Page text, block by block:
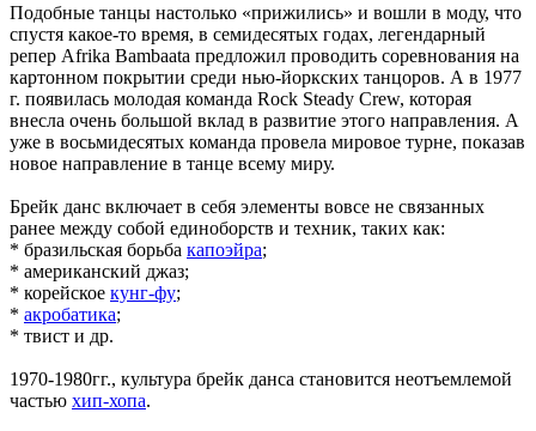
Подобные танцы настолько «прижились» и вошли в моду, что
спустя какое-то время, в семидесятых годах, легендарный
репер Afrika Bambaata предложил проводить соревнования на
картонном покрытии среди нью-йоркских танцоров. А в 1977
г. появилась молодая команда Rock Steady Crew, которая
внесла очень большой вклад в развитие этого направления. А
уже в восьмидесятых команда провела мировое турне, показав
новое направление в танце всему миру.
Брейк данс включает в себя элементы вовсе не связанных
ранее между собой единоборств и техник, таких как:
* бразильская борьба капоэйра;
* американский джаз;
* корейское кунг-фу;
* акробатика;
* твист и др.
1970-1980гг., культура брейк данса становится неотъемлемой
частью хип-хопа.